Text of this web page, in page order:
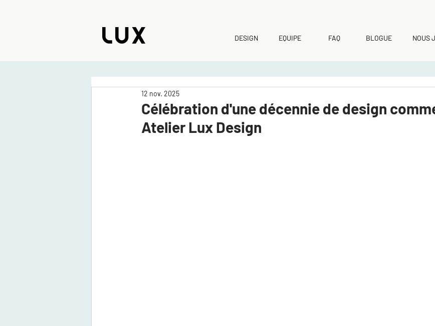
DESIGN EQUIPE FAQ BLOGUE NOUS
Célébration d'une décennie de design
Atelier Lux Design
12 nov. 2025